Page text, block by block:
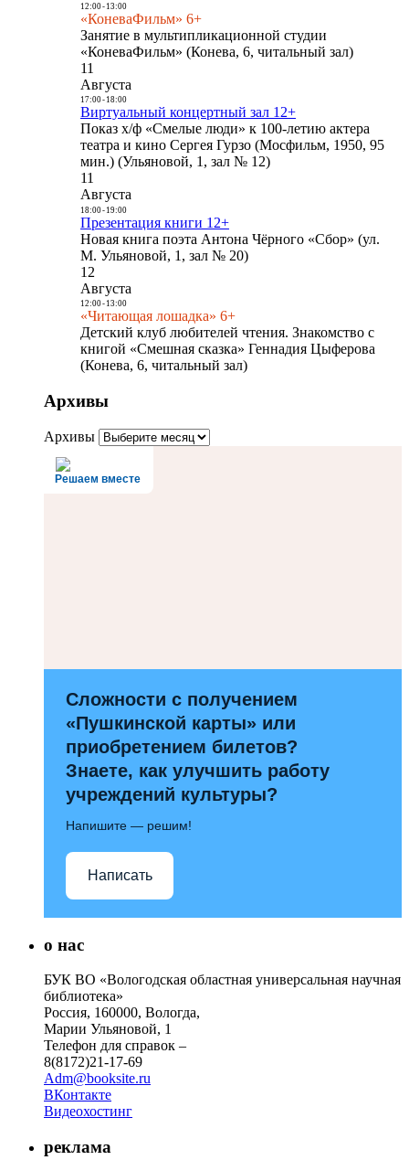
12:00- 13:00
«КоневаФильм» 6+
Занятие в мультипликационной студии
«КоневаФильм» (Конева, 6, читальный зал)
11
Августа
17:00- 18:00
Виртуальный концертный зал 12+
Показ х/ф «Смелые люди» к 100-летию актера
театра и кино Сергея Гурзо (Мосфильм, 1950, 95
мин.) (Ульяновой, 1, зал № 12)
11
Августа
18:00- 19:00
Презентация книги 12+
Новая книга поэта Антона Чёрного «Сбор» (ул.
М. Ульяновой, 1, зал № 20)
12
Августа
12:00- 13:00
«Читающая лошадка» 6+
Детский клуб любителей чтения. Знакомство с
книгой «Смешная сказка» Геннадия Цыферова
(Конева, 6, читальный зал)
Архивы
Архивы
Решаем вместе
Сложности с получением
«Пушкинской карты» или
приобретением билетов?
Знаете, как улучшить работу
учреждений культуры?
Напишите — решим!
Написать
о нас
БУК ВО «Вологодская областная универсальная научная
библиотека»
Россия, 160000, Вологда,
Марии Ульяновой, 1
Телефон для справок –
8(8172)21-17-69
Adm@booksite.ru
ВКонтакте
Видеохостинг
реклама